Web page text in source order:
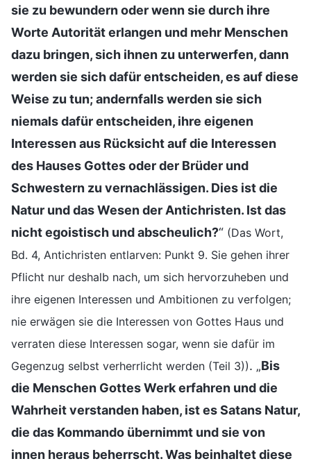
sie zu bewundern oder wenn sie durch ihre
Worte Autorität erlangen und mehr Menschen
dazu bringen, sich ihnen zu unterwerfen, dann
werden sie sich dafür entscheiden, es auf diese
Weise zu tun; andernfalls werden sie sich
niemals dafür entscheiden, ihre eigenen
Interessen aus Rücksicht auf die Interessen
des Hauses Gottes oder der Brüder und
Schwestern zu vernachlässigen. Dies ist die
Natur und das Wesen der Antichristen. Ist das
nicht egoistisch und abscheulich?“ (Das Wort,
Bd. 4, Antichristen entlarven: Punkt 9. Sie gehen ihrer
Pflicht nur deshalb nach, um sich hervorzuheben und
ihre eigenen Interessen und Ambitionen zu verfolgen;
nie erwägen sie die Interessen von Gottes Haus und
verraten diese Interessen sogar, wenn sie dafür im
Gegenzug selbst verherrlicht werden (Teil 3)). „Bis
die Menschen Gottes Werk erfahren und die
Wahrheit verstanden haben, ist es Satans Natur,
die das Kommando übernimmt und sie von
innen heraus beherrscht. Was beinhaltet diese